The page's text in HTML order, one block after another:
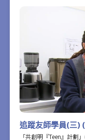
變，攝製隊近距離追蹤
從事互聯網物流行業友
計劃的豐富交流互動，
追蹤友師學員(三)
「共創明『Teen』計劃